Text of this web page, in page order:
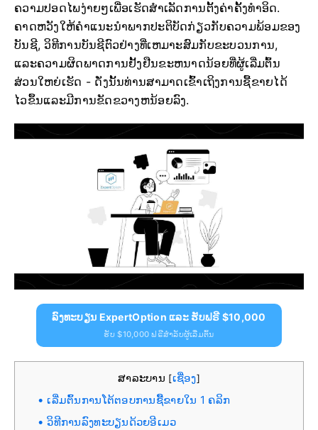
ຄວາມປອດໄພງ່າຍໆເພື່ອເຮັດສໍາເລັດການຕັ້ງຄ່າຄັ້ງທໍາອິດ.
ຄາດຫວັງໃຫ້ຄໍາແນະນໍາພາກປະຕິບັດກ່ຽວກັບຄວາມພ້ອມຂອງ
ບັນຊີ, ວິທີການບັນຊີຕົວຢ່າງທີ່ເຫມາະສົມກັບຂະບວນການ,
ແລະຄວາມຜິດພາດການຢັ້ງຢືນຂະຫນາດນ້ອຍທີ່ຜູ້ເລີ່ມຕົ້ນ
ສ່ວນໃຫຍ່ເຮັດ - ດັ່ງນັ້ນທ່ານສາມາດເຂົ້າເຖິງການຊື້ຂາຍໄດ້
ໄວຂຶ້ນແລະມີການຂັດຂວາງຫນ້ອຍລົງ.
ລົງທະບຽນ ExpertOption ແລະ ຮັບຟຣີ $10,000
ຮັບ $10,000 ຟຣີສຳລັບຜູ້ເລີ່ມຕົ້ນ
ສາລະບານ [ເຊື່ອງ]
ເລີ່ມຕົ້ນການໂຕ້ຕອບການຊື້ຂາຍໃນ 1 ຄລິກ
ວິທີການລົງທະບຽນດ້ວຍອີເມວ